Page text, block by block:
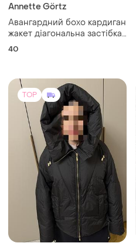
Annette Görtz
Авангардний бохо кардиган
жакет діагональна застібка
білий жатий льон германія
40
TOP